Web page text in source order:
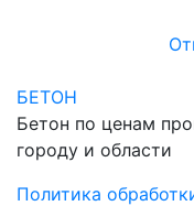
БЕТОН
Бетон по ценам
городу и области
Политика